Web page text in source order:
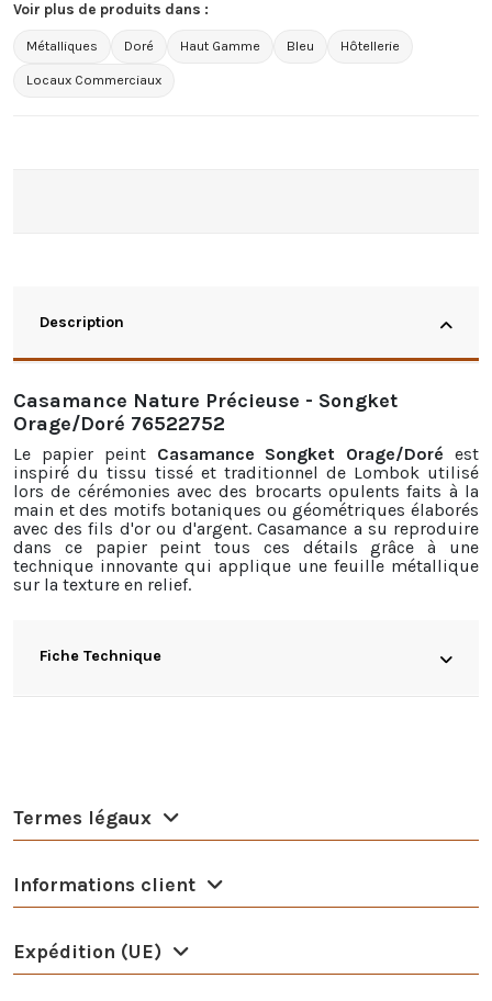
Voir plus de produits dans :
Métalliques Doré Haut Gamme Bleu Hôtellerie
Locaux Commerciaux
Description
Casamance Nature Précieuse - Songket
Orage/Doré 76522752
Le papier peint Casamance Songket Orage/Doré est
inspiré du tissu tissé et traditionnel de Lombok utilisé
lors de cérémonies avec des brocarts opulents faits à la
main et des motifs botaniques ou géométriques élaborés
avec des fils d'or ou d'argent. Casamance a su reproduire
dans ce papier peint tous ces détails grâce à une
technique innovante qui applique une feuille métallique
sur la texture en relief.
Fiche Technique
Termes légaux
Informations client
Expédition (UE)